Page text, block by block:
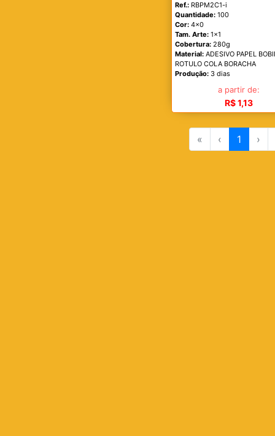
Ref.: RBPM2C1-i
Quantidade: 100
Cor: 4x0
Tam. Arte: 1x1
Cobertura: 280g
Material: ADESIVO PAPEL
ROTULO COLA BORACHA
Produção: 3 dias
a partir de:
R$ 1,13
« ‹ 1 ›